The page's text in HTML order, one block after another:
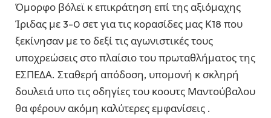
Όμορφο βόλεϊ κ επικράτηση επί της αξιόμαχης
Ίριδας με 3-0 σετ για τις κορασίδες μας Κ18 που
ξεκίνησαν με το δεξί τις αγωνιστικές τους
υποχρεώσεις στο πλαίσιο του πρωταθλήματος της
ΕΣΠΕΔΑ. Σταθερή απόδοση, υπομονή κ σκληρή
δουλειά υπο τις οδηγίες του κοουτς Μαντούβαλου
θα φέρουν ακόμη καλύτερες εμφανίσεις .